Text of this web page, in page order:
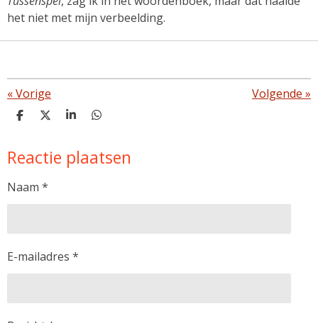
het niet met mijn verbeelding.
«Vorige Volgende »
D
e
n
D
l
S
r
e
D
e
n
Reactie plaatsen
Naam *
E-mailadres *